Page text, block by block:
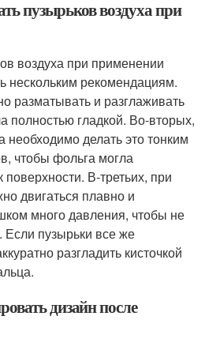
пузырьков воздуха при
воздуха при применении
нескольким рекомендациям.
разматывать и разглаживать
полностью гладкой. Во-вторых,
необходимо делать это тонким
чтобы фольга могла
В-третьих, при
двигаться плавно и
много давления, чтобы не
Если пузырьки все же
разгладить кисточкой
дизайн после